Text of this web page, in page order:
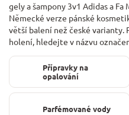
gely a šampony 3v1 Adidas a
pěstící řadu Dove Men+Care i
Elkos For Men.
Německé verze pánské
větší balení než české
holení, hledejte v názvu
Přípravky na
opalování
Parfémované vody